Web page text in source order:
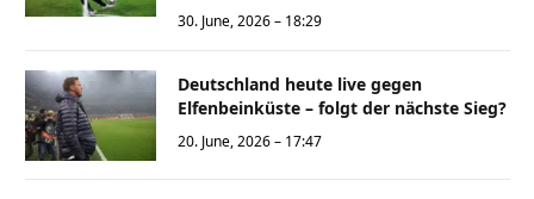
30. June, 2026 – 18:29
Deutschland heute live gegen
Elfenbeinküste – folgt der nächste Sieg?
20. June, 2026 – 17:47